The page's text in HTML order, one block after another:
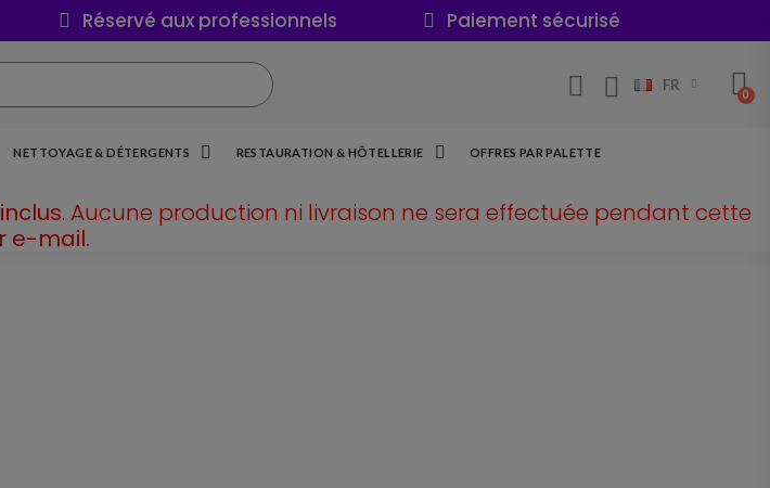
Réservé aux professionnels Paiement sécurisé
FR
NETTOYAGE & DÉTERGENTS RESTAURATION & HÔTELLERIE OFFRES PAR PALETTE
. Aucune production ni livraison ne sera effectuée pendant cette
e-mail.